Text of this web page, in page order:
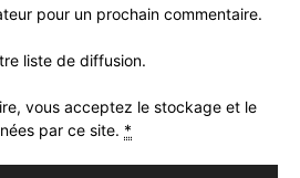
pour un prochain commentaire.
liste de diffusion.
vous acceptez le stockage et le
par ce site. *